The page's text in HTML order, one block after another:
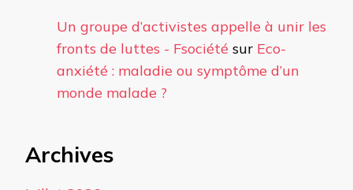
Un groupe d’activistes appelle à unir les
fronts de luttes - Fsociété sur Eco-
anxiété : maladie ou symptôme d’un
monde malade ?
Archives